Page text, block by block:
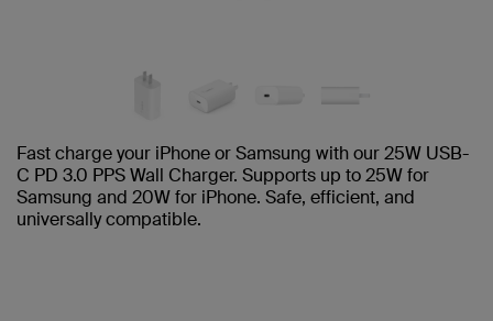
Fast charge your iPhone or Samsung with our 25W USB-
C PD 3.0 PPS Wall Charger. Supports up to 25W for
Samsung and 20W for iPhone. Safe, efficient, and
universally compatible.